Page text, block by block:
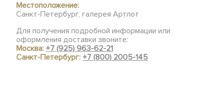
Местоположение:
Санкт-Петербург, галерея Артлот
Для получения подробной информации или
оформления доставки звоните:
Москва:+7 (925) 963-62-21
Санкт-Петербург:+7 (800) 2005-145